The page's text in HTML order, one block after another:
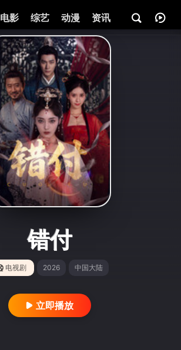
电影 综艺 动漫 资讯
错付
电视剧 2026 中国大陆
立即播放